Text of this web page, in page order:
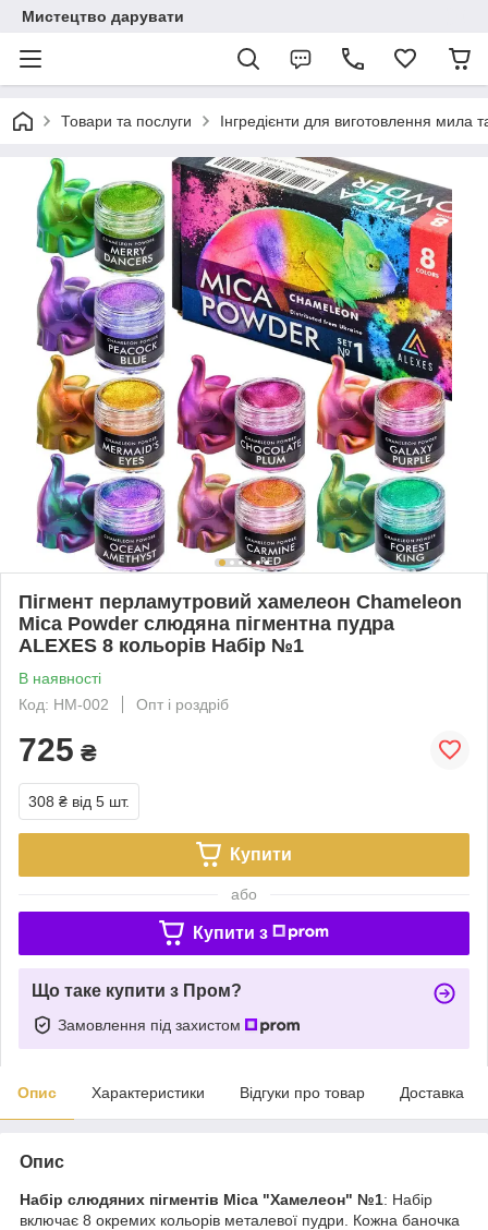
Мистецтво дарувати
Товари та послуги Інгредієнти для виготовлення мила
Пігмент перламутровий хамелеон Chameleon
Mica Powder слюдяна пігментна пудра
ALEXES 8 кольорів Набір №1
В наявності
Код: HM-002
Опт і роздріб
725 ₴
308 ₴ від 5 шт.
Купити
або
Купити з
Що таке купити з Пром?
Замовлення під захистом
Опис Характеристики Відгуки про товар Доставка
Опис
Набір слюдяних пігментів Mica "Хамелеон" №1: Набір
включає 8 окремих кольорів металевої пудри. Кожна баночка